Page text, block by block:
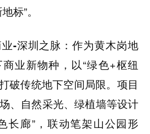
标”。
-深圳之脉：作为黄木岗地
业新物种，以“绿色+枢纽
破传统地下空间局限。项目
、自然采光、绿植墙等设计
长廊”，联动笔架山公园形